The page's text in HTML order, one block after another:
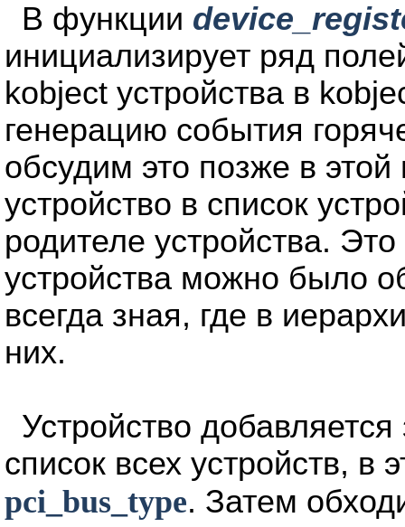
В функции
инициализирует ряд
kobject устройства в
генерацию события
обсудим это позже в
устройство в список
родителе устройства.
устройства можно было
всегда зная, где в
них.
Устройство
список всех устройств, в
pci_bus_type. Затем